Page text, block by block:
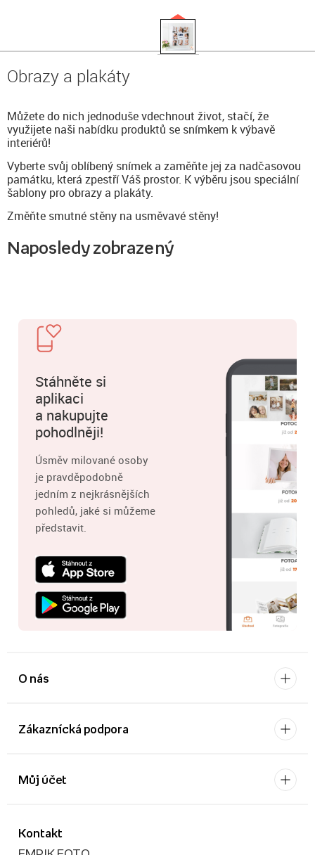
Obrazy a plakáty
Můžete do nich jednoduše vdechnout život, stačí, že
využijete naši nabídku produktů se snímkem k výbavě
interiérů!
Vyberte svůj oblíbený snímek a zaměňte jej za nadčasovou
památku, která zpestří Váš prostor. K výběru jsou speciální
šablony pro obrazy a plakáty.
Změňte smutné stěny na usměvavé stěny!
Naposledy zobrazený
Stáhněte si
aplikaci
a nakupujte
pohodlněji!
Úsměv milované osoby
je pravděpodobně
jedním z nejkrásnějších
pohledů, jaké si můžeme
představit.
O nás
Zákaznícká podpora
Kontakt
Můj účet